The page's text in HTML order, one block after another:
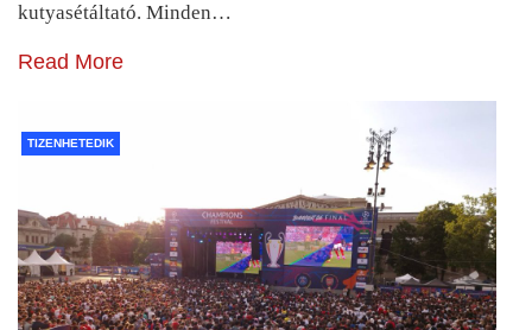
kutyasétáltató. Minden…
Read More
TIZENHETEDIK